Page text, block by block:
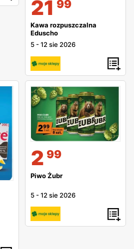
21 99
Kawa rozpuszczalna
Eduscho
5 -12 sie 2026
2 99
Piwo Żubr
5 -12 sie 2026